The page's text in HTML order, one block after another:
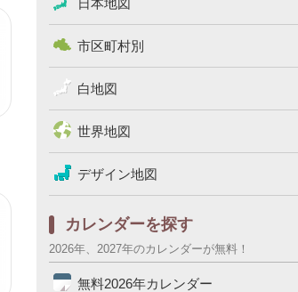
日本地図
市区町村別
白地図
世界地図
デザイン地図
カレンダーを探す
2026年、2027年のカレンダーが無料！
無料2026年カレンダー